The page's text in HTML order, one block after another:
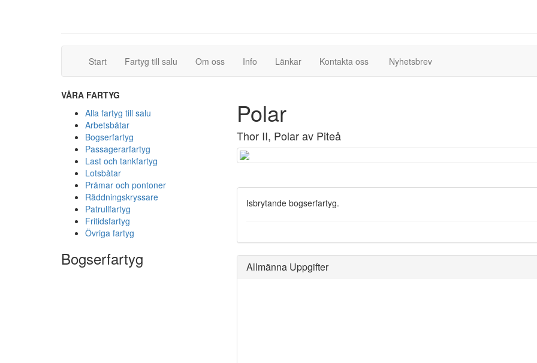
Start(current)Fartyg till salu (current)Om oss Info Länkar Kontakta oss(current)Nyhetsbrev(current)
VÅRA FARTYG
Alla fartyg till salu
Arbetsbåtar
Bogserfartyg
Passagerarfartyg
Last och tankfartyg
Lotsbåtar
Pråmar och pontoner
Räddningskryssare
Patrullfartyg
Fritidsfartyg
Övriga fartyg
Bogserfartyg
Polar
Thor II, Polar av Piteå
Isbrytande bogserfartyg.
Allmänna Uppgifter